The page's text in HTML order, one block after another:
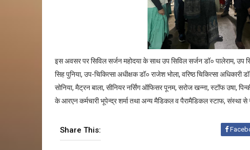
इस अवसर पर सिविल सर्जन महोदया के साथ उप सिविल सर्जन डॉ० पालेराम, उप
सिह पुनिया, उप-चिकित्सा अधीक्षक डॉ० राजेश भोला, वरिष्ठ चिकित्सा अधिकारी
सोनिया, मैट्रन बाला, सीनियर नर्सिंग ऑफिसर पूनम, सरोज खन्ना, स्टॉफ उषा,
के आरएन कर्मचारी भूपेन्द्र शर्मा तथा अन्य मैडिकल व पैरामैडिकल स्टाफ, संस्था
Share This: